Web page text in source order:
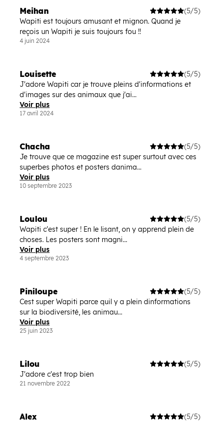
Meihan
(5/5)
Wapiti est toujours amusant et mignon. Quand je
reçois un Wapiti je suis toujours fou !!
4 juin 2024
Louisette
(5/5)
J'adore Wapiti car je trouve pleins d'informations et
d'images sur des animaux que j'ai...
Voir plus
17 avril 2024
Chacha
(5/5)
Je trouve que ce magazine est super surtout avec ces
superbes photos et posters danima...
Voir plus
10 septembre 2023
Loulou
(5/5)
Wapiti c'est super ! En le lisant, on y apprend plein de
choses. Les posters sont magni...
Voir plus
4 septembre 2023
Piniloupe
(5/5)
Cest super Wapiti parce quil y a plein dinformations
sur la biodiversité, les animau...
Voir plus
25 juin 2023
Lilou
(5/5)
J'adore c'est trop bien
21 novembre 2022
Alex
(5/5)